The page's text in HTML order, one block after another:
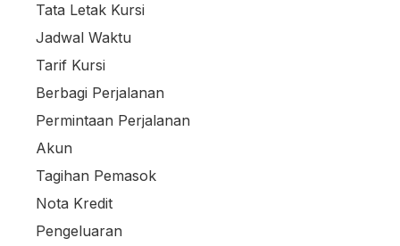
Tata Letak Kursi
Jadwal Waktu
Tarif Kursi
Berbagi Perjalanan
Permintaan Perjalanan
Akun
Tagihan Pemasok
Nota Kredit
Pengeluaran